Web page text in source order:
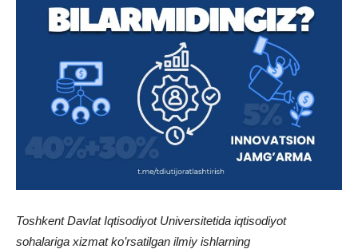
Toshkent Davlat Iqtisodiyot Universitetida iqtisodiyot
sohalariga xizmat ko’rsatilgan ilmiy ishlarning